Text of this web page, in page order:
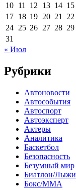
10 11 12 13 14 15
17 18 19 20 21 22
24 25 26 27 28 29
31
« Июл
Рубрики
Автоновости
Автособытия
Автоспорт
Автоэксперт
Актеры
Аналитика
Баскетбол
Безопасность
Безумный мир
Биатлон/Лыжи
Бокс/MMA